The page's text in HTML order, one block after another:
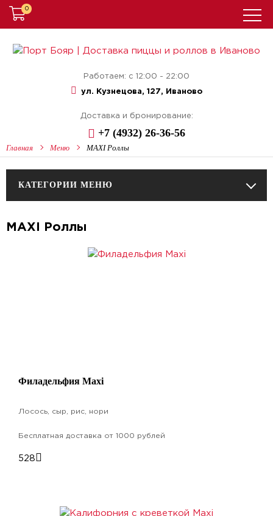
Работаем: с 12:00 - 22:00
ул. Кузнецова, 127, Иваново
Доставка и бронирование:
+7 (4932) 26-36-56
0
Главная Меню MAXI Роллы
КАТЕГОРИИ МЕНЮ
MAXI Роллы
Филадельфия Maxi
Лосось, сыр, рис, нори
Бесплатная доставка от 1000 рублей
528